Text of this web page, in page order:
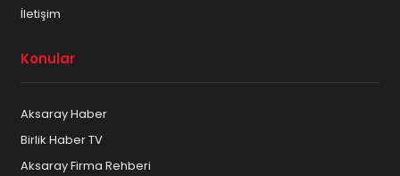
İletişim
Konular
Aksaray Haber
Birlik Haber TV
Aksaray Firma Rehberi